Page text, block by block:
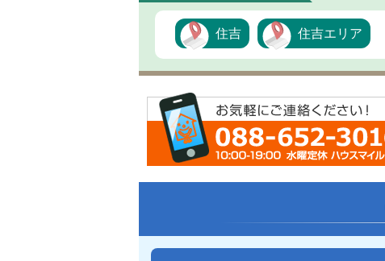
住吉 住吉エリア